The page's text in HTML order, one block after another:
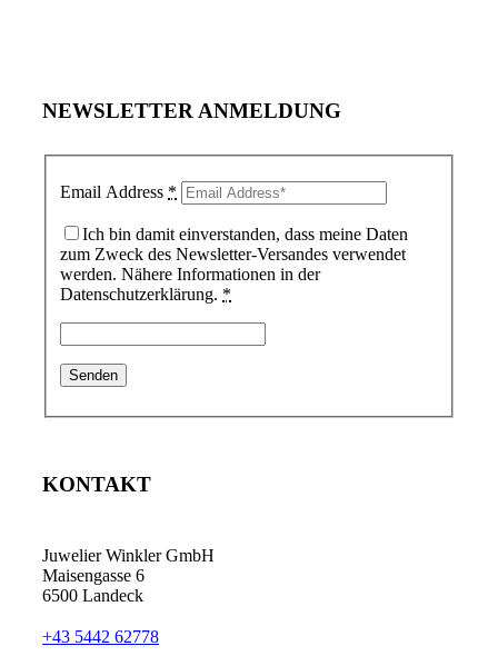
NEWSLETTER ANMELDUNG
Email Address *
Ich bin damit einverstanden, dass meine Daten
zum Zweck des Newsletter-Versandes verwendet
werden. Nähere Informationen in der
Datenschutzerklärung. *
KONTAKT
Juwelier Winkler GmbH
Maisengasse 6
6500 Landeck
+43 5442 62778